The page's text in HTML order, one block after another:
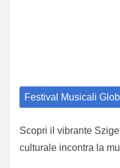
Festival Musicali
Scopri il vibrante
culturale incontra la